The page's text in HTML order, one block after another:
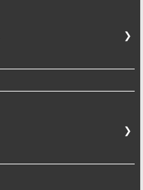
❯
❯